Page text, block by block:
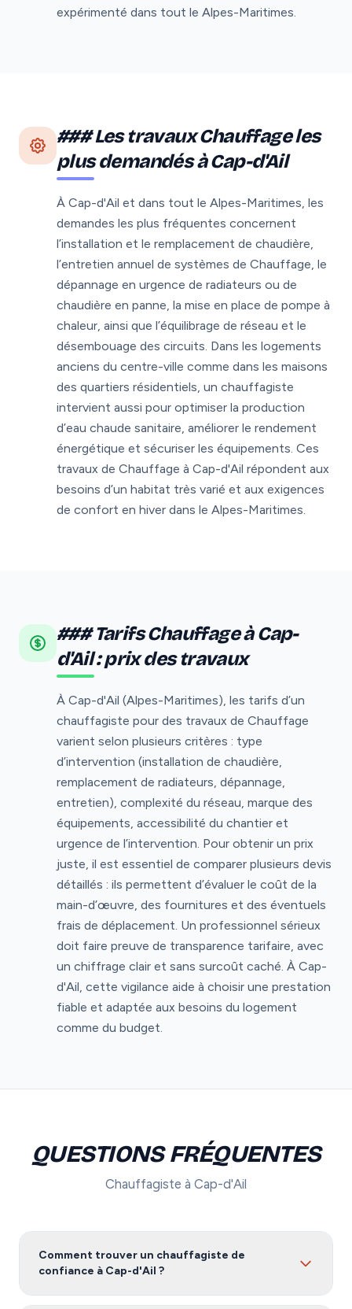
expérimenté dans tout le Alpes-Maritimes.
### Les travaux Chauffage les
plus demandés à Cap-d'Ail
À Cap-d'Ail et dans tout le Alpes-Maritimes, les
demandes les plus fréquentes concernent
l’installation et le remplacement de chaudière,
l’entretien annuel de systèmes de Chauffage, le
dépannage en urgence de radiateurs ou de
chaudière en panne, la mise en place de pompe à
chaleur, ainsi que l’équilibrage de réseau et le
désembouage des circuits. Dans les logements
anciens du centre-ville comme dans les maisons
des quartiers résidentiels, un chauffagiste
intervient aussi pour optimiser la production
d’eau chaude sanitaire, améliorer le rendement
énergétique et sécuriser les équipements. Ces
travaux de Chauffage à Cap-d'Ail répondent aux
besoins d’un habitat très varié et aux exigences
de confort en hiver dans le Alpes-Maritimes.
### Tarifs Chauffage à Cap-
d'Ail : prix des travaux
À Cap-d'Ail (Alpes-Maritimes), les tarifs d’un
chauffagiste pour des travaux de Chauffage
varient selon plusieurs critères : type
d’intervention (installation de chaudière,
remplacement de radiateurs, dépannage,
entretien), complexité du réseau, marque des
équipements, accessibilité du chantier et
urgence de l’intervention. Pour obtenir un prix
juste, il est essentiel de comparer plusieurs devis
détaillés : ils permettent d’évaluer le coût de la
main-d’œuvre, des fournitures et des éventuels
frais de déplacement. Un professionnel sérieux
doit faire preuve de transparence tarifaire, avec
un chiffrage clair et sans surcoût caché. À Cap-
d'Ail, cette vigilance aide à choisir une prestation
fiable et adaptée aux besoins du logement
comme du budget.
QUESTIONS FRÉQUENTES
Chauffagiste à Cap-d'Ail
Comment trouver un chauffagiste de
confiance à Cap-d'Ail ?
Pour trouver un chauffagiste fiable à Cap-d'Ail, nous